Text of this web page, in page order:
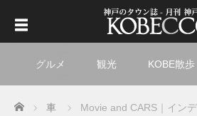
グルメ 観光 KOBE散歩
Home 車 Movie and CARS｜イン